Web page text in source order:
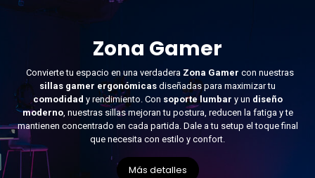
Zona Gamer
Convierte tu espacio en una verdadera Zona Gamer con nuestras
sillas gamer ergonómicas diseñadas para maximizar tu
comodidad y rendimiento. Con soporte lumbar y un diseño
moderno, nuestras sillas mejoran tu postura, reducen la fatiga y te
mantienen concentrado en cada partida. Dale a tu setup el toque final
que necesita con estilo y confort.
Más detalles